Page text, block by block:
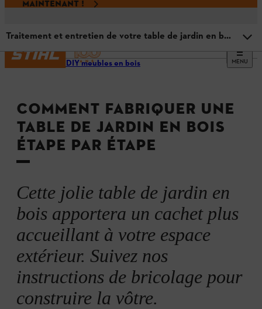
MAINTENANT !
MENU
Projets DIY meubles en bois
COMMENT FABRIQUER UNE
TABLE DE JARDIN EN BOIS
ÉTAPE PAR ÉTAPE
Cette jolie table de jardin en
bois apportera un cachet plus
accueillant à votre espace
extérieur. Suivez nos
instructions de bricolage pour
construire la vôtre.
Traitement et entretien de votre table de jardin en bois
DIY table de jardin en bois : matériaux nécessaires
DIY table de jardin en bois : instructions
Traitement et entretien de votre table de jardin en bois